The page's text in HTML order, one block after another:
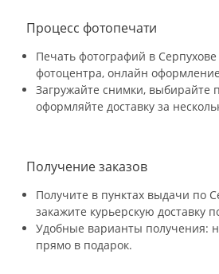
Процесс фотопечати
Печать фотографий в
фотоцентра, онлайн
Загружайте снимки, выбирайте
оформляйте доставку за
Получение заказов
Получите в пунктах выдачи по
закажите курьерскую доставку
Удобные варианты получения:
прямо в подарок.